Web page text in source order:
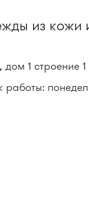
из
1 строение 1